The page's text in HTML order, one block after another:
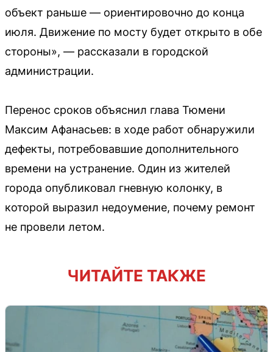
объект раньше — ориентировочно до конца
июля. Движение по мосту будет открыто в обе
стороны», — рассказали в городской
администрации.
Перенос сроков объяснил глава Тюмени
Максим Афанасьев: в ходе работ обнаружили
дефекты, потребовавшие дополнительного
времени на устранение. Один из жителей
города опубликовал гневную колонку, в
которой выразил недоумение, почему ремонт
не провели летом.
ЧИТАЙТЕ ТАКЖЕ